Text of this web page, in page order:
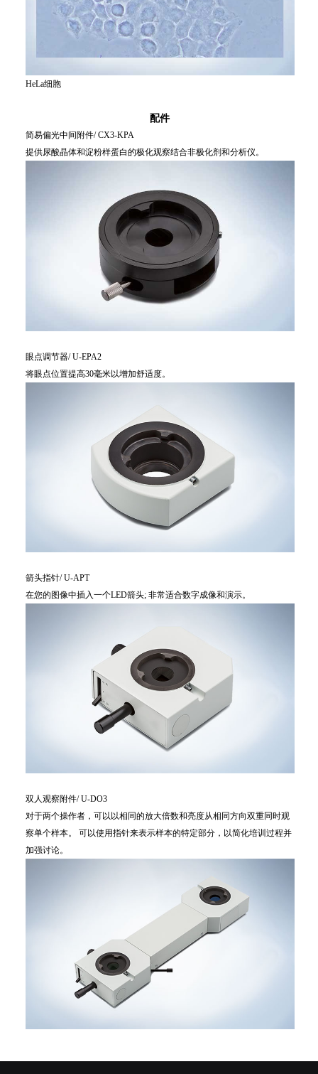
HeLa细胞
配件
简易偏光中间附件/ CX3-KPA
提供尿酸晶体和淀粉样蛋白的极化观察结合非极化剂和分析仪。
眼点调节器/ U-EPA2
将眼点位置提高30毫米以增加舒适度。
箭头指针/ U-APT
在您的图像中插入一个LED箭头; 非常适合数字成像和演示。
双人观察附件/ U-DO3
对于两个操作者，可以以相同的放大倍数和亮度从相同方向双重同时观
察单个样本。 可以使用指针来表示样本的特定部分，以简化培训过程并
加强讨论。